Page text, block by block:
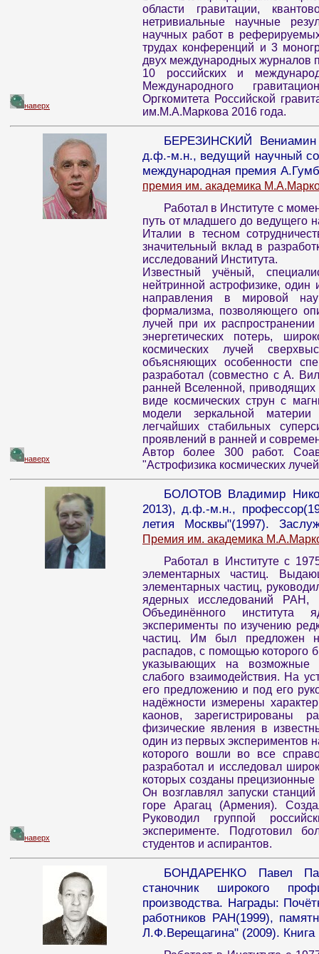
области гравитации,
нетривиальные научные
научных работ в
трудах конференций и 3
двух международных журналов
10 российских и
Международного
Оргкомитета Российской
им.М.А.Маркова 2016 года.
наверх
БЕРЕЗИНСКИЙ Вениамин
д.ф.-м.н., ведущий научный
международная премия
премия им. академика
Работал в Институте с
путь от младшего до ведущего
Италии в тесном
значительный вклад в
исследований Института.
Известный учёный,
нейтринной астрофизике, один
направления в мировой
формализма, позволяющего
лучей при их
энергетических потерь,
космических лучей
объясняющих особенности
разработал (совместно с А.
ранней Вселенной, приводящих
виде космических струн с
модели зеркальной
легчайших стабильных
проявлений в ранней и
Автор более 300 работ.
"Астрофизика космических
наверх
БОЛОТОВ Владимир
2013), д.ф.-м.н.,
летия Москвы"(1997).
Премия им. академика
Работал в Институте с
элементарных частиц.
элементарных частиц,
ядерных исследований РАН,
Объединённого института
эксперименты по изучению
частиц. Им был предложен
распадов, с помощью которого
указывающих на возможные
слабого взаимодействия. На
его предложению и под его
надёжности измерены
каонов,
физические явления в
один из первых экспериментов
которого вошли во все
разработал и исследовал
которых созданы
Он возглавлял запуски
горе Арагац (Армения).
Руководил группой
эксперименте. Подготовил
студентов и аспирантов.
наверх
БОНДАРЕНКО Павел
станочник широкого
производства. Награды:
работников РАН(1999),
Л.Ф.Верещагина" (2009). Книга